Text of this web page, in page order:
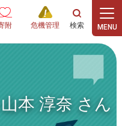
附 危機管理
本 淳奈 さん